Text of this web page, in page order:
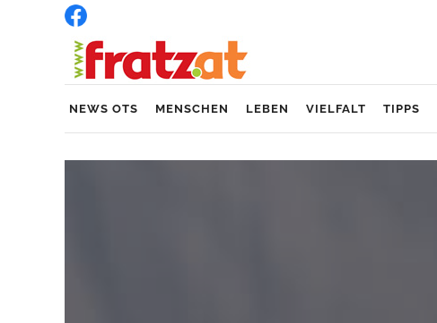
NEWS OTS MENSCHEN LEBEN VIELFALT TIPPS